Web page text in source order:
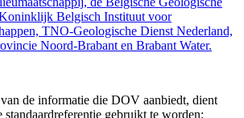
Belgisch Instituut voor
TNO-Geologische Dienst Nederland,
Noord-Brabant en Brabant Water.
de informatie die DOV aanbiedt, dient
standaardreferentie gebruikt te worden: